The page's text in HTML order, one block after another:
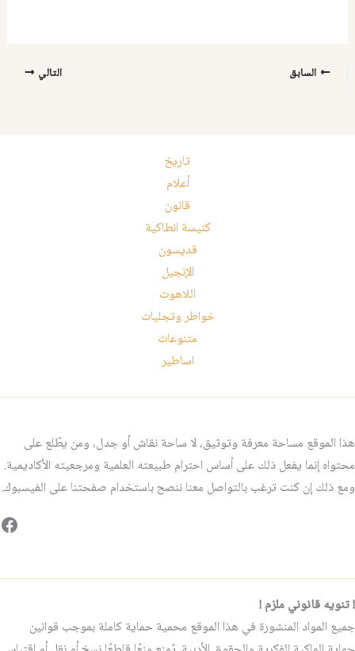
السابق التالي
تاريخ
أعلام
قانون
كنيسة انطاكية
قديسون
الإنجيل
اللاهوت
خواطر وتجليات
متنوعات
اساطير
هذا الموقع مساحة معرفة وتوثيق، لا ساحة نقاش أو جدل، ومن يطّلع على
محتواه إنما يفعل ذلك على أساس احترام طبيعته العلمية ومرجعيته الأكاديمية.
ومع ذلك إن كنت ترغب بالتواصل معنا ننصح باستخدام صفحتنا على الفيسبوك.
! تنويه قانوني ملزم !
جميع المواد المنشورة في هذا الموقع محمية حماية كاملة بموجب قوانين